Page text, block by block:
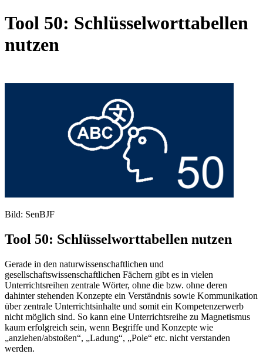
Tool 50: Schlüsselworttabellen
nutzen
Bild: SenBJF
Tool 50: Schlüsselworttabellen nutzen
Gerade in den naturwissenschaftlichen und
gesellschaftswissenschaftlichen Fächern gibt es in vielen
Unterrichtsreihen zentrale Wörter, ohne die bzw. ohne deren
dahinter stehenden Konzepte ein Verständnis sowie Kommunikation
über zentrale Unterrichtsinhalte und somit ein Kompetenzerwerb
nicht möglich sind. So kann eine Unterrichtsreihe zu Magnetismus
kaum erfolgreich sein, wenn Begriffe und Konzepte wie
„anziehen/abstoßen“, „Ladung“, „Pole“ etc. nicht verstanden
werden.